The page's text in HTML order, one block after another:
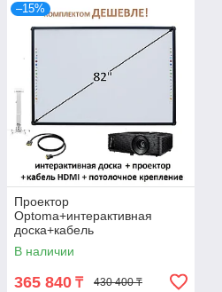
–15%
Проектор
Optoma+интерактивная
доска+кабель
HDMI+потолочное крепление
В наличии
365 840 ₸ 430 400 ₸